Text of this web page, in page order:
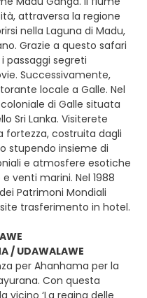
attraversa la regione
nella Laguna di Madu,
Grazie a questo safari
passaggi segreti
Successivamente,
locale a Galle. Nel
di Galle situata
Sri Lanka. Visiterete
fortezza, costruita dagli
stupendo insieme di
e atmosfere esotiche
venti marini. Nel 1988
Patrimoni Mondiali
trasferimento in hotel.
/ UDAWALAWE
per Ahanhama per la
Con questa
vicino ‘La regina delle